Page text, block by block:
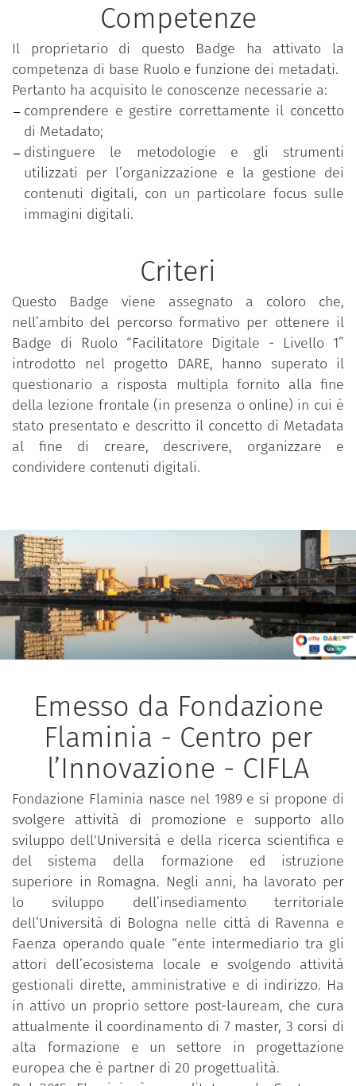
Competenze
Il proprietario di questo Badge ha attivato la
competenza di base Ruolo e funzione dei metadati.
Pertanto ha acquisito le conoscenze necessarie a:
comprendere e gestire correttamente il concetto
di Metadato;
distinguere le metodologie e gli strumenti
utilizzati per l’organizzazione e la gestione dei
contenuti digitali, con un particolare focus sulle
immagini digitali.
Criteri
Questo Badge viene assegnato a coloro che,
nell’ambito del percorso formativo per ottenere il
Badge di Ruolo “Facilitatore Digitale - Livello 1”
introdotto nel progetto DARE, hanno superato il
questionario a risposta multipla fornito alla fine
della lezione frontale (in presenza o online) in cui è
stato presentato e descritto il concetto di Metadata
al fine di creare, descrivere, organizzare e
condividere contenuti digitali.
Emesso da Fondazione
Flaminia - Centro per
l’Innovazione - CIFLA
Fondazione Flaminia nasce nel 1989 e si propone di
svolgere attività di promozione e supporto allo
sviluppo dell'Università e della ricerca scientifica e
del sistema della formazione ed istruzione
superiore in Romagna. Negli anni, ha lavorato per
lo sviluppo dell’insediamento territoriale
dell’Università di Bologna nelle città di Ravenna e
Faenza operando quale “ente intermediario tra gli
attori dell’ecosistema locale e svolgendo attività
gestionali dirette, amministrative e di indirizzo. Ha
in attivo un proprio settore post-lauream, che cura
attualmente il coordinamento di 7 master, 3 corsi di
alta formazione e un settore in progettazione
europea che è partner di 20 progettualità.